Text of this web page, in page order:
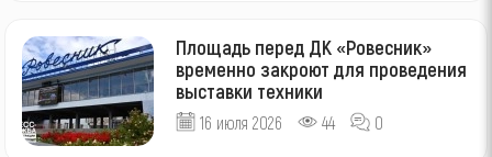
Площадь перед ДК «Ровесник»
временно закроют для проведения
выставки техники
16 июля 2026 44 0